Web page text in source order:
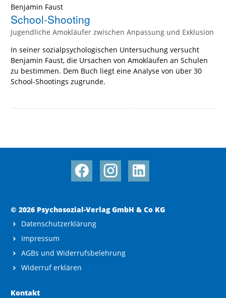
Benjamin Faust
School-Shooting
Jugendliche Amokläufer zwischen Anpassung und Exklusion
In seiner sozialpsychologischen Untersuchung versucht
Benjamin Faust, die Ursachen von Amokläufen an Schulen
zu bestimmen. Dem Buch liegt eine Analyse von über 30
School-Shootings zugrunde.
© 2026 Psychosozial-Verlag GmbH & Co KG
Datenschutzerklärung
Impressum
AGBs und Widerrufsbelehrung
Widerruf erklären
Kontakt